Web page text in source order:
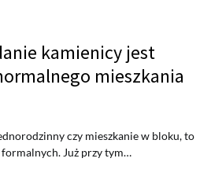
kamienicy jest
mieszkania
czy mieszkanie w bloku, to
Już przy tym…